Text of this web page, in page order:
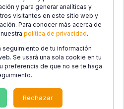
y para generar analíticas y
visitantes en este sitio web y
Para conocer más acerca de
política de privacidad.
seguimiento de tu información
Se usará una sola cookie en tu
preferencia de que no se te haga
Rechazar